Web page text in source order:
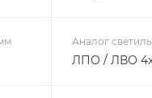
Аналог
ЛПО / ЛВО